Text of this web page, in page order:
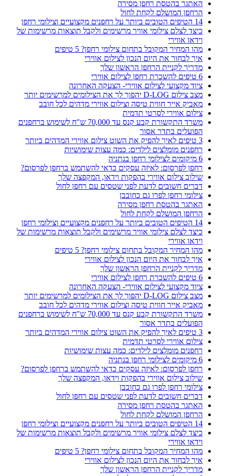
האתגר בהטסת רחפן מסירה
הרחפן המושלם לקחת לחול
14 הטיפים הטובים ביותר על רחפנים מקצועיים וצילומי רחפן
כיצד לצלם צילומי אוויר מרשימים ולקבל תוצאות מרשימות של
וידאו אווירי
מהו המחיר המקובל בתחום צילומי רחפן? 5 טיפים
איך לבחור את היום הנכון לצילום אווירי
מדריך לקניית הרחפן הראשון שלך
6 טיפים להשכרת רחפן לצילום אווירי
ציוד מקצועי לצילום אווירי- הצעקה האחרונה
מצב צילום D-LOG יהפוך לך את הצילומים למרשימים יותר
מאביק אייר חווית טיסה וצילום אווירי מדהים לכל חובב
צילום אווירי לסרטי תדמית
משרד התקשורת קבע קנס עד 70,000 ש"ח לשימוש ברחפנים
הפועלים בתדר אסור
3 טיפים לאיך להפיק את השוט צילום אווירי המדהים ביותר
רחפנים מומלצים לילדים: כמה עצות שימושיות
6 מיקומים לצילומי רחפן בנתניה
רחפן לפרסום: לאיזה עסקים כדאי להשתמש ברחפן לפרסום?
שילוב צילום אווירי בהפקות וידאו, המקפצה שלך
דברים חשובים לדעת לפני שטסים עם רחפן לחול
צילומי רחפן לפרו גם כחובבן
האתגר בהטסת רחפן מסירה
הרחפן המושלם לקחת לחול
14 הטיפים הטובים ביותר על רחפנים מקצועיים וצילומי רחפן
כיצד לצלם צילומי אוויר מרשימים ולקבל תוצאות מרשימות של
וידאו אווירי
מהו המחיר המקובל בתחום צילומי רחפן? 5 טיפים
איך לבחור את היום הנכון לצילום אווירי
מדריך לקניית הרחפן הראשון שלך
6 טיפים להשכרת רחפן לצילום אווירי
ציוד מקצועי לצילום אווירי- הצעקה האחרונה
מצב צילום D-LOG יהפוך לך את הצילומים למרשימים יותר
מאביק אייר חווית טיסה וצילום אווירי מדהים לכל חובב
משרד התקשורת קבע קנס עד 70,000 ש"ח לשימוש ברחפנים
הפועלים בתדר אסור
3 טיפים לאיך להפיק את השוט צילום אווירי המדהים ביותר
צילום אווירי לסרטי תדמית
רחפנים מומלצים לילדים: כמה עצות שימושיות
6 מיקומים לצילומי רחפן בנתניה
רחפן לפרסום: לאיזה עסקים כדאי להשתמש ברחפן לפרסום?
שילוב צילום אווירי בהפקות וידאו, המקפצה שלך
צילומי רחפן לפרו גם כחובבן
דברים חשובים לדעת לפני שטסים עם רחפן לחול
האתגר בהטסת רחפן מסירה
הרחפן המושלם לקחת לחול
14 הטיפים הטובים ביותר על רחפנים מקצועיים וצילומי רחפן
כיצד לצלם צילומי אוויר מרשימים ולקבל תוצאות מרשימות של
וידאו אווירי
מהו המחיר המקובל בתחום צילומי רחפן? 5 טיפים
איך לבחור את היום הנכון לצילום אווירי
מדריך לקניית הרחפן הראשון שלך